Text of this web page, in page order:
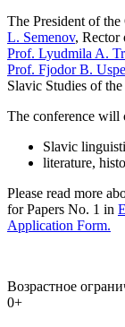
The President of
L. Semenov, Rector
Prof. Lyudmila A.
Prof. Fjodor B.
Slavic Studies of
The conference will
Slavic
literature,
Please read more
for Papers No. 1 in
Application Form.
Возрастное
0+